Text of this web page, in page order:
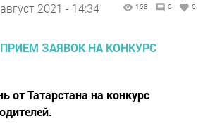
2021 - 14:34 158 0 0
от Татарстана на конкурс